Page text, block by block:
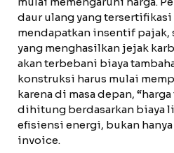
daur ulang yang
mendapatkan insentif pajak,
yang menghasilkan jejak
akan terbebani biaya
konstruksi harus mulai
karena di masa depan,
dihitung berdasarkan biaya
efisiensi energi, bukan
invoice.